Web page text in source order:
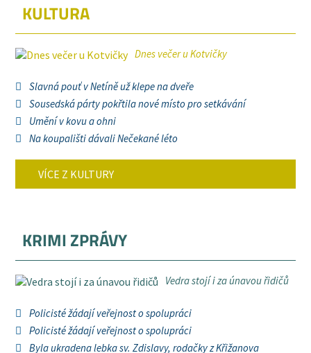
KULTURA
Dnes večer u Kotvičky
Slavná pouť v Netíně už klepe na dveře
Sousedská párty pokřtila nové místo pro setkávání
Umění v kovu a ohni
Na koupališti dávali Nečekané léto
VÍCE Z KULTURY
KRIMI ZPRÁVY
Vedra stojí i za únavou řidičů
Policisté žádají veřejnost o spolupráci
Policisté žádají veřejnost o spolupráci
Byla ukradena lebka sv. Zdislavy, rodačky z Křižanova